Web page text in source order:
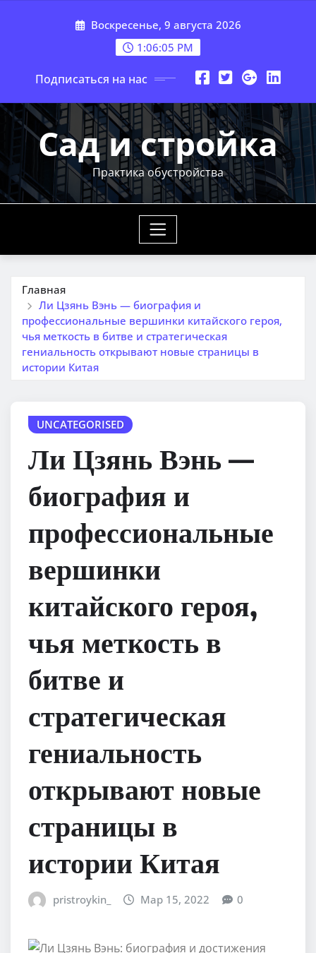
Воскресенье, 9 августа 2026
1:06:06 PM
Подписаться на нас
Сад и стройка
Практика обустройства
Главная
Ли Цзянь Вэнь — биография и
профессиональные вершинки китайского героя,
чья меткость в битве и стратегическая
гениальность открывают новые страницы в
истории Китая
UNCATEGORISED
Ли Цзянь Вэнь —
биография и
профессиональные
вершинки
китайского героя,
чья меткость в
битве и
стратегическая
гениальность
открывают новые
страницы в
истории Китая
pristroykin_ Мар 15, 2022 0